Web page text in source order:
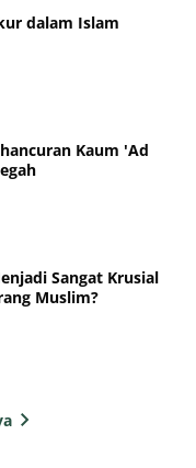
dalam Islam
Kaum 'Ad
Sangat Krusial
Muslim?